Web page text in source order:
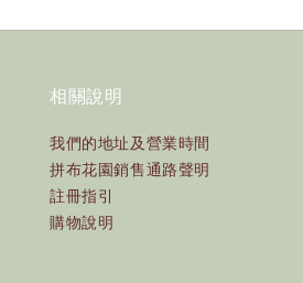
相關說明
我們的地址及營業時間
拼布花園銷售通路聲明
註冊指引
購物說明